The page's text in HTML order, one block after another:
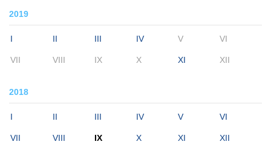
2019
I II III IV V VI
VII VIII IX X XI XII
2018
I II III IV V VI
VII VIII IX X XI XII